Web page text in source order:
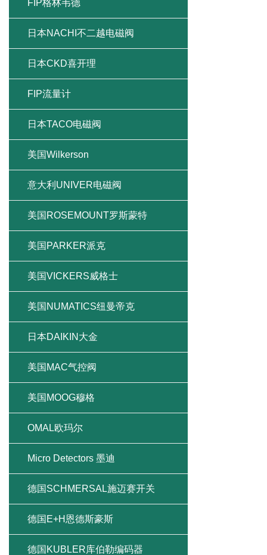
FIP格林韦德
日本NACHI不二越电磁阀
日本CKD喜开理
FIP流量计
日本TACO电磁阀
美国Wilkerson
意大利UNIVER电磁阀
美国ROSEMOUNT罗斯蒙特
美国PARKER派克
美国VICKERS威格士
美国NUMATICS纽曼帝克
日本DAIKIN大金
美国MAC气控阀
美国MOOG穆格
OMAL欧玛尔
Micro Detectors 墨迪
德国SCHMERSAL施迈赛开关
德国E+H恩德斯豪斯
德国KUBLER库伯勒编码器